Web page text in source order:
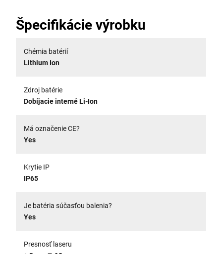
Špecifikácie výrobku
Chémia batérií
Lithium Ion
Zdroj batérie
Dobíjacie interné Li-Ion
Má označenie CE?
Yes
Krytie IP
IP65
Je batéria súčasťou balenia?
Yes
Presnosť laseru